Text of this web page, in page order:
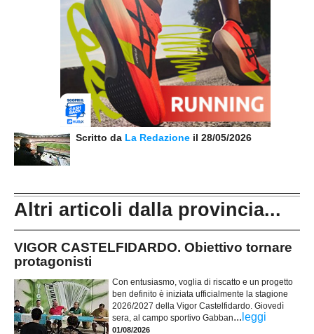
Scritto da La Redazione il 28/05/2026
Altri articoli dalla provincia...
VIGOR CASTELFIDARDO. Obiettivo tornare
protagonisti
Con entusiasmo, voglia di riscatto e un progetto
ben definito è iniziata ufficialmente la stagione
2026/2027 della Vigor Castelfidardo. Giovedì
sera, al campo sportivo Gabban... leggi
01/08/2026